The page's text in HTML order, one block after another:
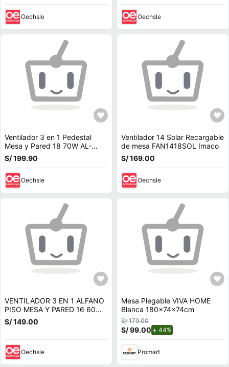
Oechsle Oechsle
Ventilador 3 en 1 Pedestal
Mesa y Pared 18 70W AL-
18731B
S/ 199.90
Oechsle
Ventilador 14 Solar Recargable
de mesa FAN1418SOL Imaco
S/ 169.00
Oechsle
VENTILADOR 3 EN 1 ALFANO
PISO MESA Y PARED 16 60W
AL1680
S/ 149.00
Oechsle
Mesa Plegable VIVA HOME
Blanca 180x74x74cm
S/ 179.00
S/ 99.00 44%
Promart